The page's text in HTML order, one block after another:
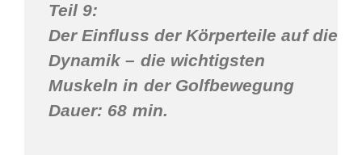
Teil 9:
Der Einfluss der Körperteile auf die
Dynamik – die wichtigsten
Muskeln in der Golfbewegung
Dauer: 68 min.